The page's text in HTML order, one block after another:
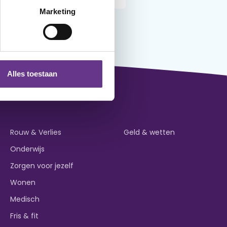
Marketing
Alles toestaan
Rouw & Verlies
Onderwijs
Zorgen voor jezelf
Wonen
Medisch
Fris & fit
Geld & wetten